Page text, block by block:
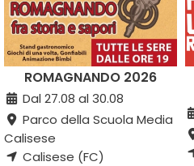
ROMAGNANDO 2026
Dal 27.08 al 30.08
Parco della Scuola Media
Calisese
Calisese (FC)